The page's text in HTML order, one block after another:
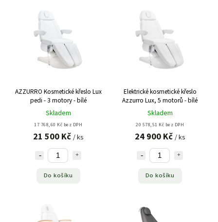
AZZURRO Kosmetické křeslo Lux
pedi - 3 motory - bílé
Skladem
17 768,60 Kč bez DPH
21 500 Kč / ks
Do košíku
Elektrické kosmetické křeslo
Azzurro Lux, 5 motorů - bílé
Skladem
20 578,51 Kč bez DPH
24 900 Kč / ks
Do košíku